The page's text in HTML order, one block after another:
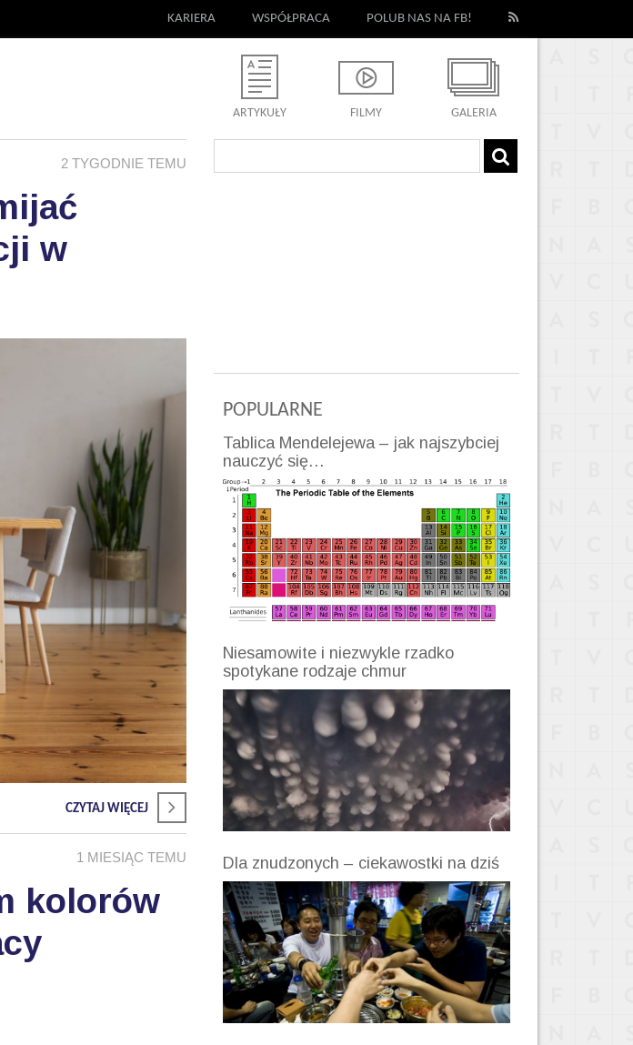
KARIERA WSPÓŁPRACA POLUB NAS NA FB!
ARTYKUŁY FILMY GALERIA
2 TYGODNIE TEMU
w
CZYTAJ WIĘCEJ
1 MIESIĄC TEMU
kolorów
POPULARNE
Tablica Mendelejewa – jak najszybciej
nauczyć się…
Niesamowite i niezwykle rzadko
spotykane rodzaje chmur
Dla znudzonych – ciekawostki na dziś